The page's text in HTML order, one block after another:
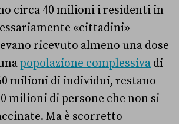
circa 40 milioni i residenti in
«cittadini»
ricevuto almeno una dose
popolazione complessiva di
milioni di individui, restano
milioni di persone che non si
Ma è scorretto